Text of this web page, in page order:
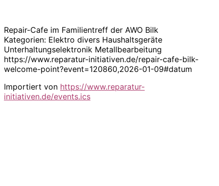
Repair-Cafe im Familientreff der AWO Bilk
Kategorien: Elektro divers Haushaltsgeräte
Unterhaltungselektronik Metallbearbeitung
https://www.reparatur-initiativen.de/repair-cafe-bilk-
welcome-point?event=120860,2026-01-09#datum
Importiert von https://www.reparatur-
initiativen.de/events.ics